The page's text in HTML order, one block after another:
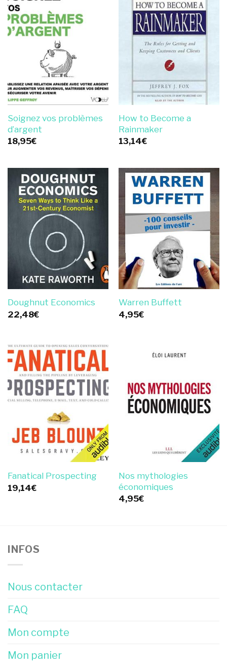
Soignez vos problèmes
d’argent
18,95€
How to Become a
Rainmaker
13,14€
Doughnut Economics
22,48€
Warren Buffett
4,95€
Fanatical Prospecting
19,14€
Nos mythologies
économiques
4,95€
INFOS
Nous contacter
FAQ
Mon compte
Mon panier